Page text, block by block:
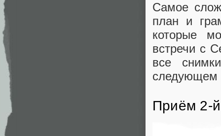
Самое
план и
которые
встречи с
все
следующем
Приём 2-